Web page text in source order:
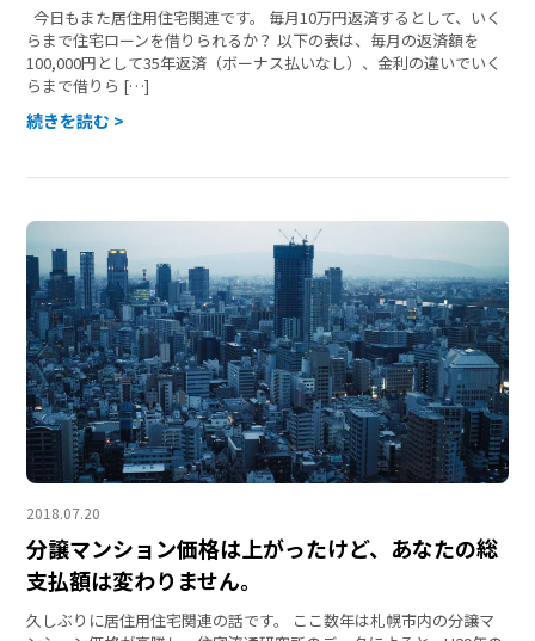
今日もまた居住用住宅関連です。 毎月10万円返済するとして、いく
らまで住宅ローンを借りられるか？ 以下の表は、毎月の返済額を
100,000円として35年返済（ボーナス払いなし）、金利の違いでいく
らまで借りら […]
続きを読む >
2018.07.20
分譲マンション価格は上がったけど、あなたの総
支払額は変わりません。
久しぶりに居住用住宅関連の話です。 ここ数年は札幌市内の分譲マ